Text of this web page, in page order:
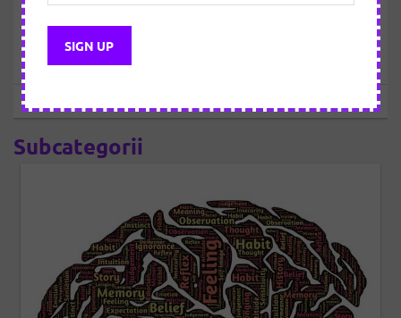
Principii sănătoase de viață
Subcategorii